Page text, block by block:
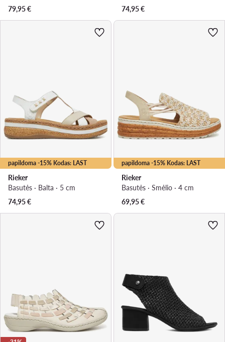
79,95€
74,95€
papildoma -15% Kodas: LAST
Rieker
Basutės · Balta · 5 cm
74,95€
papildoma -15% Kodas: LAST
Rieker
Basutės · Smėlio · 4 cm
69,95€